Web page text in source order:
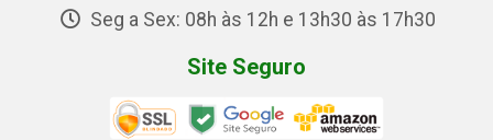
Seg a Sex: 08h às 12h e 13h30 às 17h30
Site Seguro